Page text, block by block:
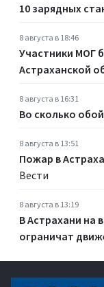
10 зарядных
8 августа в 18:46
Участники МОГ
Астраханской
8 августа в 16:31
Во сколько
8 августа в 13:51
Пожар в
Вести
8 августа в 13:19
В Астрахани на
ограничат